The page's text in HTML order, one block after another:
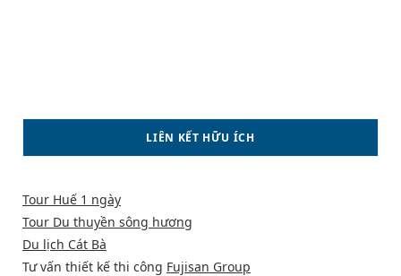
LIÊN KẾT HỮU ÍCH
Tour Huế 1 ngày
Tour Du thuyền sông hương
Du lịch Cát Bà
Tư vấn thiết kế thi công Fujisan Group